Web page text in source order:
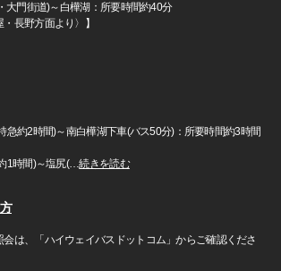
大門街道)～白樺湖：所要時間約40分
長野方面より〉】
急約2時間)～南白樺湖下車(バス50分)：所要時間約3時間
1時間)～塩尻(…続きを読む
は、「ハイウェイバスドットコム」からご確認くださ